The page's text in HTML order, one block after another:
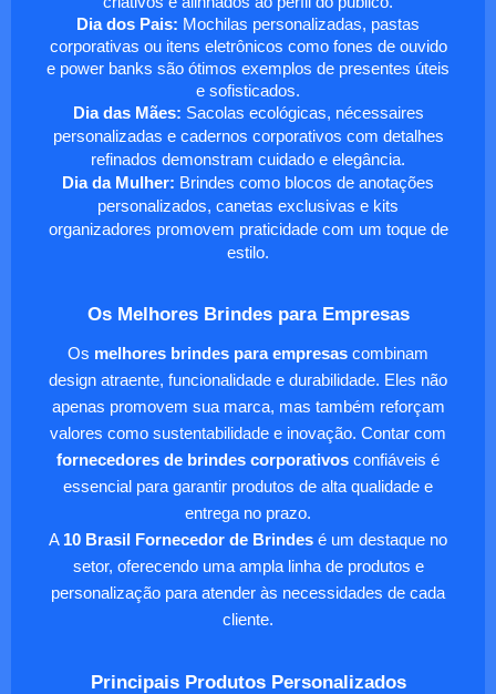
Dia dos Pais: Mochilas personalizadas, pastas
corporativas ou itens eletrônicos como fones de ouvido
e power banks são ótimos exemplos de presentes úteis
e sofisticados.
Dia das Mães: Sacolas ecológicas, nécessaires
personalizadas e cadernos corporativos com detalhes
refinados demonstram cuidado e elegância.
Dia da Mulher: Brindes como blocos de anotações
personalizados, canetas exclusivas e kits
organizadores promovem praticidade com um toque de
estilo.
Os Melhores Brindes para Empresas
Os melhores brindes para empresas combinam
design atraente, funcionalidade e durabilidade. Eles não
apenas promovem sua marca, mas também reforçam
valores como sustentabilidade e inovação. Contar com
fornecedores de brindes corporativos confiáveis é
essencial para garantir produtos de alta qualidade e
entrega no prazo.
A 10 Brasil Fornecedor de Brindes é um destaque no
setor, oferecendo uma ampla linha de produtos e
personalização para atender às necessidades de cada
cliente.
Principais Produtos Personalizados